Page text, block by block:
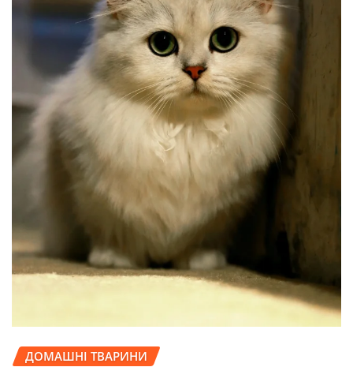
ДОМАШНІ ТВАРИНИ